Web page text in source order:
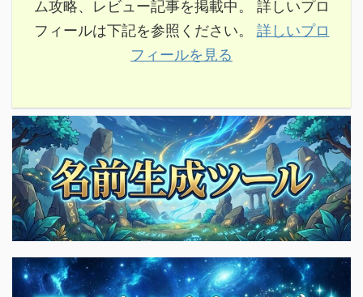
ム攻略、レビュー記事を掲載中。 詳しいプロ
フィールは下記を参照ください。 詳しいプロ
フィールを見る